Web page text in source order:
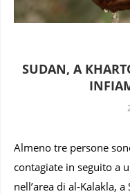
SUDAN, A
Almeno tre persone
contagiate in seguito a
nell’area di al-Kalakla,